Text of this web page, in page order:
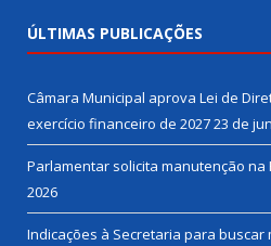
ÚLTIMAS PUBLICAÇÕES
Câmara Municipal aprova Lei de
exercício financeiro de 202723 de
Parlamentar solicita manutenção na
2026
Indicações à Secretaria para buscar